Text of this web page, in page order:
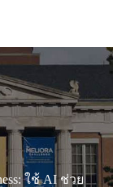
ใช้ AI ช่วย